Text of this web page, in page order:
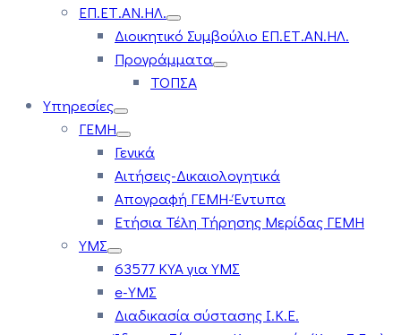
ΕΠ.ΕΤ.ΑΝ.ΗΛ.
Διοικητικό Συμβούλιο ΕΠ.ΕΤ.ΑΝ.ΗΛ.
Προγράμματα
ΤΟΠΣΑ
Υπηρεσίες
ΓΕΜΗ
Γενικά
Αιτήσεις-Δικαιολογητικά
Απογραφή ΓΕΜΗ-Έντυπα
Ετήσια Τέλη Τήρησης Μερίδας ΓΕΜΗ
ΥΜΣ
63577 ΚΥΑ για ΥΜΣ
e-ΥΜΣ
Διαδικασία σύστασης Ι.Κ.Ε.